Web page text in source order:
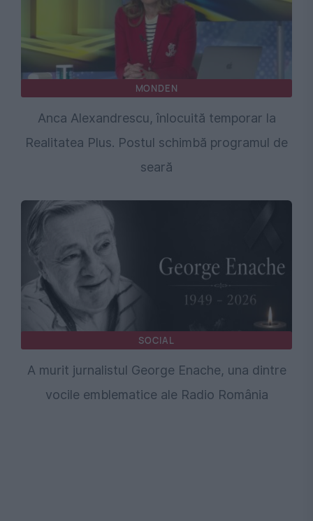
MONDEN
Anca Alexandrescu, înlocuită temporar la
Realitatea Plus. Postul schimbă programul de
seară
SOCIAL
A murit jurnalistul George Enache, una dintre
vocile emblematice ale Radio România